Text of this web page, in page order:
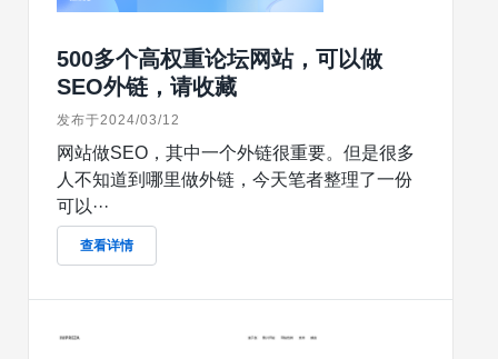
500多个高权重论坛网站，可以做
SEO外链，请收藏
发布于2024/03/12
网站做SEO，其中一个外链很重要。但是很多
人不知道到哪里做外链，今天笔者整理了一份
可以···
查看详情